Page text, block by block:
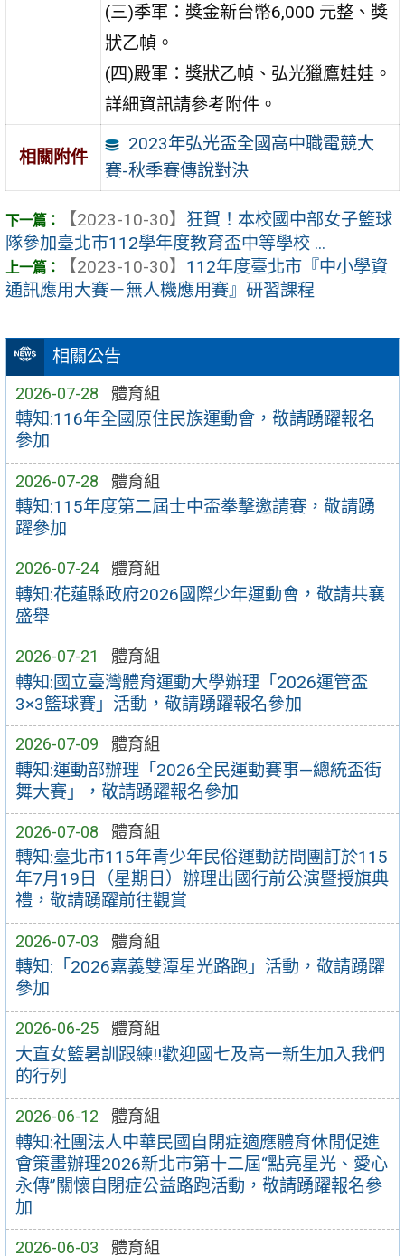
相關公告
2026-07-28 體育組
轉知:116年全國原住民族運動會，敬請踴躍報名
參加
2026-07-28 體育組
轉知:115年度第二屆士中盃拳擊邀請賽，敬請踴
躍參加
2026-07-24 體育組
轉知:花蓮縣政府2026國際少年運動會，敬請共襄
盛舉
2026-07-21 體育組
轉知:國立臺灣體育運動大學辦理「2026運管盃
3×3籃球賽」活動，敬請踴躍報名參加
2026-07-09 體育組
轉知:運動部辦理「2026全民運動賽事—總統盃街
舞大賽」，敬請踴躍報名參加
2026-07-08 體育組
轉知:臺北市115年青少年民俗運動訪問團訂於115
年7月19日（星期日）辦理出國行前公演暨授旗典
禮，敬請踴躍前往觀賞
2026-07-03 體育組
轉知:「2026嘉義雙潭星光路跑」活動，敬請踴躍
參加
2026-06-25 體育組
大直女籃暑訓跟練!!歡迎國七及高一新生加入我們
的行列
2026-06-12 體育組
轉知:社團法人中華民國自閉症適應體育休閒促進
會策畫辦理2026新北市第十二屆“點亮星光、愛心
永傳”關懷自閉症公益路跑活動，敬請踴躍報名參
加
2026-06-03 體育組
(三)季軍：獎金新台幣6,000 元整、獎
狀乙幀。
(四)殿軍：獎狀乙幀、弘光獵鷹娃娃。
詳細資訊請參考附件。
相關附件
2023年弘光盃全國高中職電競大
賽-秋季賽傳說對決
【2023-10-30】 狂賀！本校國中部女子籃球
隊參加臺北市112學年度教育盃中等學校 ...
【2023-10-30】 112年度臺北市『中小學資
通訊應用大賽－無人機應用賽』研習課程